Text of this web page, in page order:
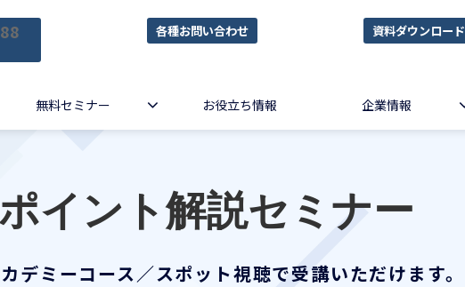
各種お問い合わせ 資料ダウンロード
無料セミナー お役立ち情報 企業情報
イント解説セミナー
デミーコース／スポット視聴で受講いただけます。